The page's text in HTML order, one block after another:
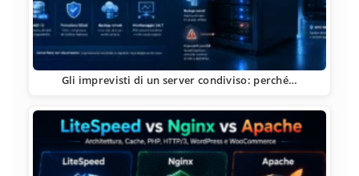
Gli imprevisti di un server condiviso: perché…